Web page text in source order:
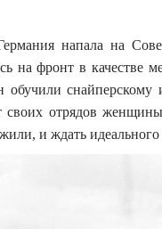
напала на
на фронт в качестве
своих отрядов
и ждать